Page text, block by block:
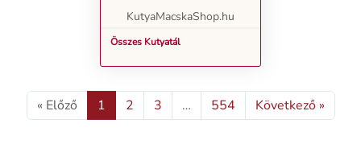
KutyaMacskaShop.hu
Összes Kutyatál
« Előző 1 2 3 … 554 Következő »